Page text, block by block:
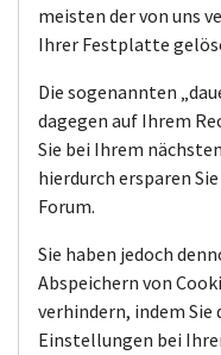
meisten der von uns
Ihrer Festplatte
Die sogenannten
dagegen auf Ihrem
Sie bei Ihrem
hierdurch ersparen
Forum.
Sie haben jedoch
Abspeichern von
verhindern, indem Sie
Einstellungen bei